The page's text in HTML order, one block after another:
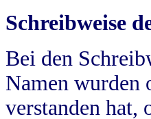
Schreibweise
Bei den
Namen wurden
verstanden hat,